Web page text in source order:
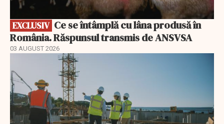
EXCLUSIV
România. Răspunsul transmis de ANSVSA
03 AUGUST 2026